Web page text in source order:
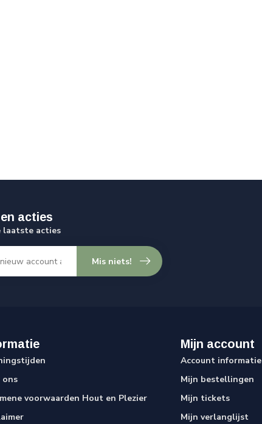
acties
laatste acties
Mis niets!
ons
voorwaarden Hout en Plezier
Mijn account
Account informatie
Mijn bestellingen
Mijn tickets
Mijn verlanglijst